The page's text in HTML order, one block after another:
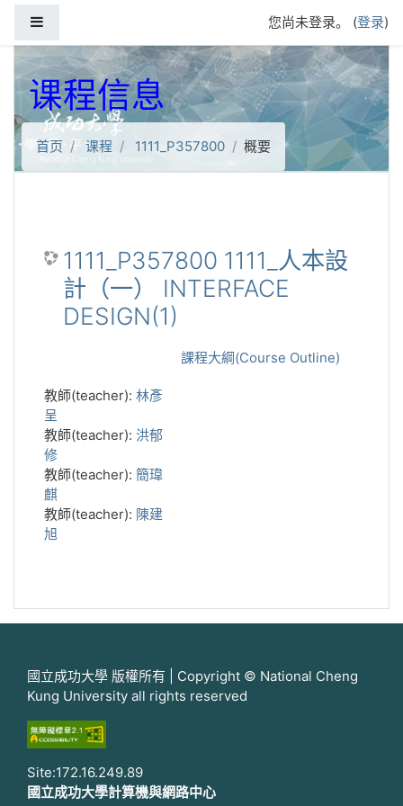
您尚未登录。 (登录)
课程信息
首页 课程 1111_P357800 概要
1111_P357800 1111_人本設
計（一） INTERFACE
DESIGN(1)
課程大綱(Course Outline)
教師(teacher): 林彥
呈
教師(teacher): 洪郁
修
教師(teacher): 簡瑋
麒
教師(teacher): 陳建
旭
國立成功大學 版權所有 | Copyright © National Cheng
Kung University all rights reserved
Site:172.16.249.89
國立成功大學計算機與網路中心